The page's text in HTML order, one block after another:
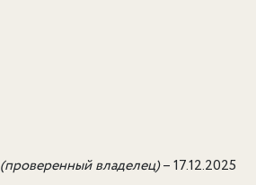
(проверенный владелец)–17.12.2025